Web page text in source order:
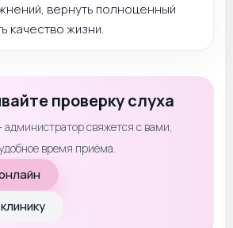
вернуть полноценный
качество жизни.
проверку слуха
администратор свяжется с вами,
время приёма.